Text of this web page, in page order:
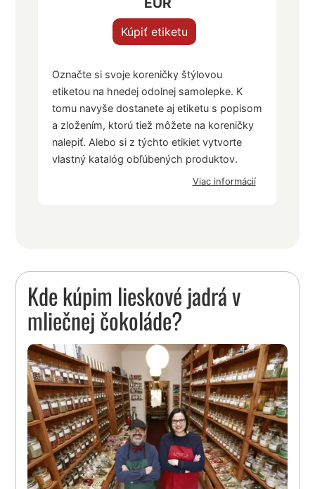
Kúpiť etiketu
Označte si svoje koreničky štýlovou
etiketou na hnedej odolnej samolepke. K
tomu navyše dostanete aj etiketu s popisom
a zložením, ktorú tiež môžete na koreničky
nalepiť. Alebo si z týchto etikiet vytvorte
vlastný katalóg obľúbených produktov.
Viac informácií
Kde kúpim lieskové jadrá v
mliečnej čokoláde?